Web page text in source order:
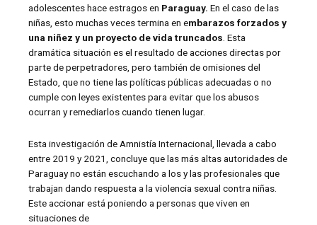
adolescentes hace estragos en Paraguay. En el caso de las
niñas, esto muchas veces termina en embarazos forzados y
una niñez y un proyecto de vida truncados . Esta
dramática situación es el resultado de acciones directas por
parte de perpetradores, pero también de omisiones del
Estado, que no tiene las políticas públicas adecuadas o no
cumple con leyes existentes para evitar que los abusos
ocurran y remediarlos cuando tienen lugar.
Esta investigación de Amnistía Internacional, llevada a cabo
entre 2019 y 2021, concluye que las más altas autoridades de
Paraguay no están escuchando a los y las profesionales que
trabajan dando respuesta a la violencia sexual contra niñas.
Este accionar está poniendo a personas que viven en
situaciones de